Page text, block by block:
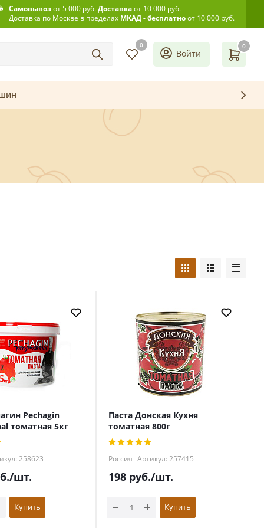
Самовывозот 5 000 руб.Доставкаот 10 000 руб.
Доставка по Москве в пределах МКАД - бесплатноот 10 000 руб.
0 0
Войти
Pechagin
томатная 5кг
258623
/шт.
Купить
Паста Донская Кухня
томатная 800г
Россия Артикул: 257415
198 руб./шт.
Купить